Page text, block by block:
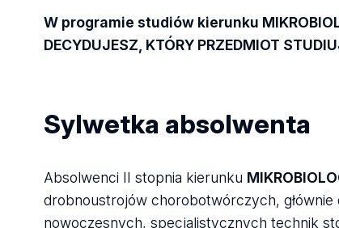
W programie studiów kierunku
DECYDUJESZ, KTÓRY PRZEDMIOT
Sylwetka absolwenta
Absolwenci II stopnia kierunku
drobnoustrojów chorobotwórczych,
nowoczesnych, specjalistycznych technik